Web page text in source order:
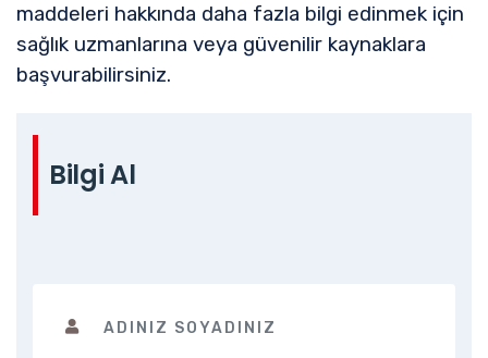
maddeleri hakkında daha fazla bilgi edinmek için
sağlık uzmanlarına veya güvenilir kaynaklara
başvurabilirsiniz.
Bilgi Al